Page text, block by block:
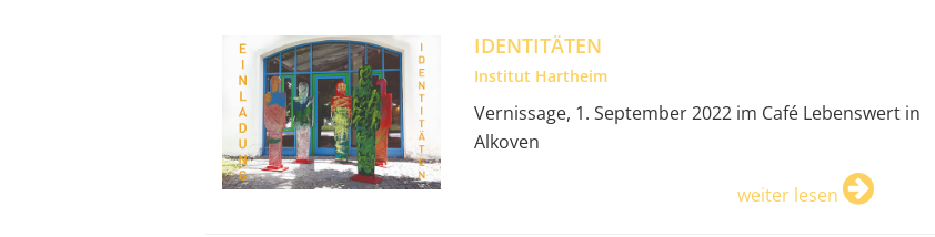
IDENTITÄTEN
Institut Hartheim
Vernissage, 1. September 2022 im Café Lebenswert in
Alkoven
weiter lesen